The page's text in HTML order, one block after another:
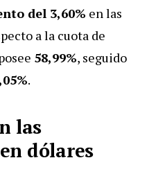
del 3,60% en las
a la cuota de
58,99%, seguido
.
las
dólares